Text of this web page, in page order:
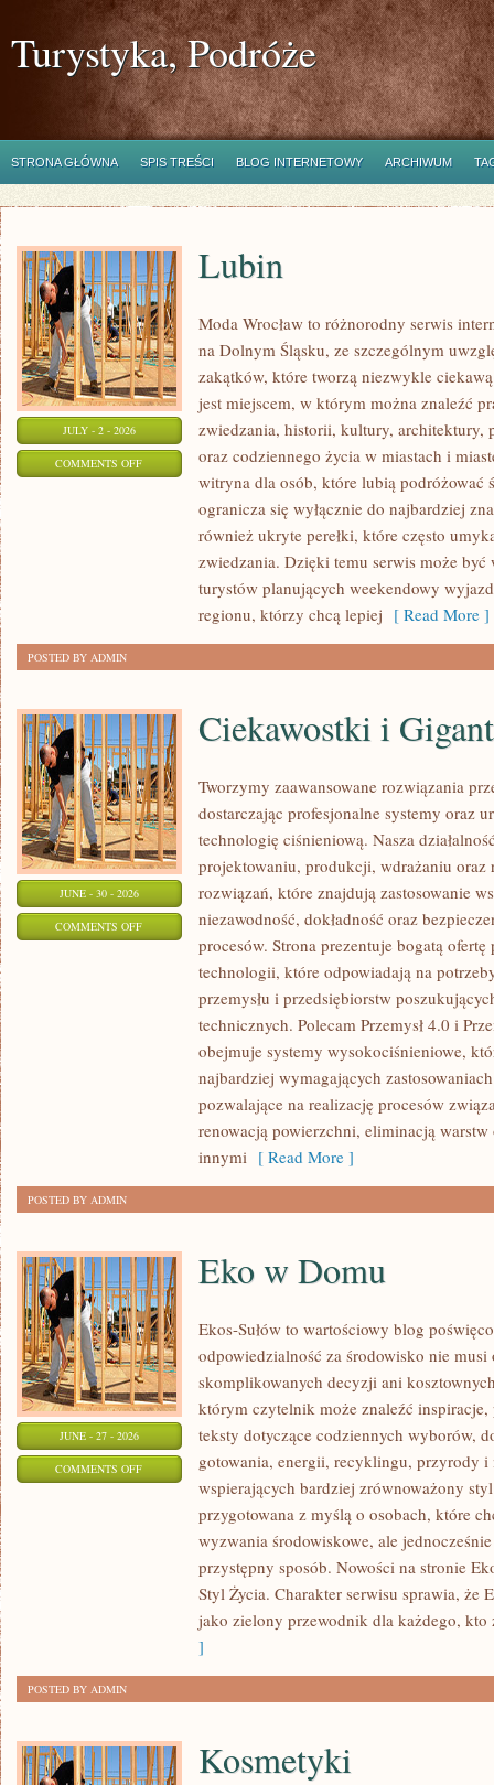
Turystyka, Podróże
STRONA GŁÓWNA SPIS TREŚCI BLOG INTERNETOWY ARCHIWUM
JULY - 2 - 2026
COMMENTS OFFON
Lubin
Moda Wrocław to różnorodny serwis
na Dolnym Śląsku, ze szczególnym
zakątków, które tworzą niezwykle
jest miejscem, w którym można znaleźć
zwiedzania, historii, kultury, architektury,
oraz codziennego życia w miastach i
witryna dla osób, które lubią podróżować
ogranicza się wyłącznie do najbardziej
również ukryte perełki, które często
zwiedzania. Dzięki temu serwis może
turystów planujących weekendowy
regionu, którzy chcą lepiej [ Read More ]
POSTED BY ADMIN
JUNE - 30 - 2026
COMMENTS OFFON
CIEKAWOSTKI
Ciekawostki i
Tworzymy zaawansowane rozwiązania
dostarczając profesjonalne systemy oraz
technologię ciśnieniową. Nasza
projektowaniu, produkcji, wdrażaniu oraz
rozwiązań, które znajdują zastosowanie
niezawodność, dokładność oraz
procesów. Strona prezentuje bogatą ofertę
technologii, które odpowiadają na
przemysłu i przedsiębiorstw
technicznych. Polecam Przemysł 4.0 i
obejmuje systemy wysokociśnieniowe,
najbardziej wymagających
pozwalające na realizację procesów
renowacją powierzchni, eliminacją
innymi [ Read More ]
POSTED BY ADMIN
JUNE - 27 - 2026
COMMENTS OFFON
Eko w Domu
Ekos-Sułów to wartościowy blog
odpowiedzialność za środowisko nie
skomplikowanych decyzji ani
którym czytelnik może znaleźć inspiracje,
teksty dotyczące codziennych wyborów,
gotowania, energii, recyklingu, przyrody i
wspierających bardziej zrównoważony styl
przygotowana z myślą o osobach, które
wyzwania środowiskowe, ale
przystępny sposób. Nowości na stronie
Styl Życia. Charakter serwisu sprawia, że
jako zielony przewodnik dla każdego, kto
]
POSTED BY ADMIN
Kosmetyki